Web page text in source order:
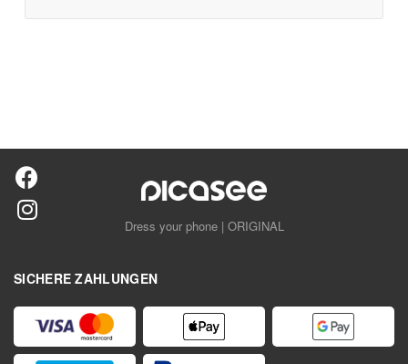
Dress your phone | ORIGINAL
SICHERE ZAHLUNGEN